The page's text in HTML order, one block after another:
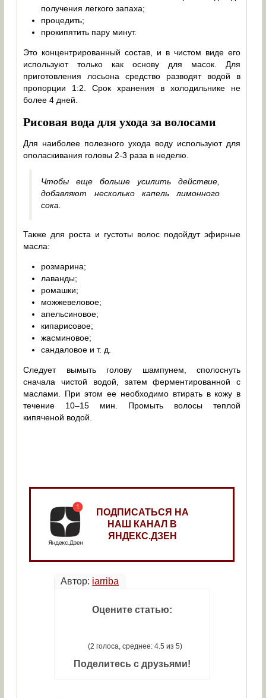
получения легкого запаха;
процедить;
прокипятить пару минут.
Это концентрированный состав, и в чистом виде его
используют только как основу для масок. Для
приготовления лосьона средство разводят водой в
пропорции 1:2. Срок хранения в холодильнике не
более 4 дней.
Рисовая вода для ухода за волосами
Для наиболее полезного ухода воду используют для
ополаскивания головы 2-3 раза в неделю.
Чтобы еще больше усилить действие,
добавляют несколько капель лимонного
сока.
Также для роста и густоты волос подойдут эфирные
масла:
розмарина;
лаванды;
ромашки;
можжевеловое;
апельсиновое;
кипарисовое;
жасминовое;
сандаловое и т. д.
Следует вымыть голову шампунем, сполоснуть
сначала чистой водой, затем ферментированной с
маслами. При этом ее необходимо втирать в кожу в
течение 10–15 мин. Промыть волосы теплой
кипяченой водой.
ПОДПИСАТЬСЯ НА
НАШ КАНАЛ В
ЯНДЕКС.ДЗЕН
Автор: iarriba
Оцените статью:
(2 голоса, среднее: 4.5 из 5)
Поделитесь с друзьями!